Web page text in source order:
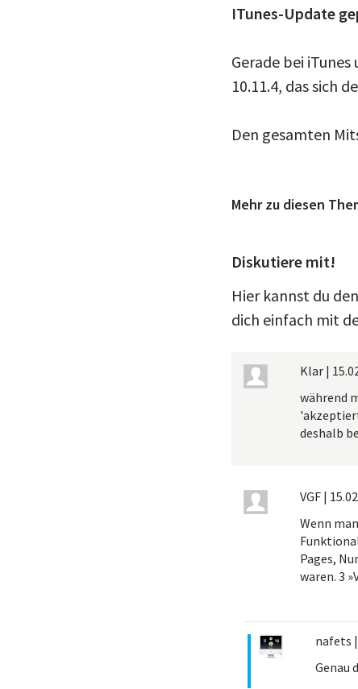
ITunes-Update
Gerade bei iTunes
10.11.4, das sich
Den gesamten
Mehr zu diesen
Diskutiere mit!
Hier kannst du
dich einfach mit
Klar |
während
deshalb
VGF |
Wenn
Pages,
waren. 3
nafets |
Genau